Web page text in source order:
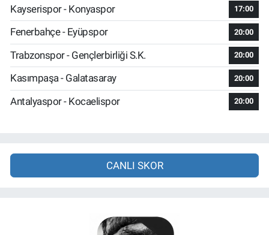
Kayserispor - Konyaspor
17:00
Fenerbahçe - Eyüpspor 20:00
Trabzonspor - Gençlerbirliği S.K. 20:00
Kasımpaşa - Galatasaray 20:00
Antalyaspor - Kocaelispor 20:00
CANLI SKOR